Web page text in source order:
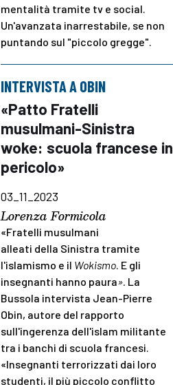
mentalità tramite tv e social.
Un'avanzata inarrestabile, se non
puntando sul "piccolo gregge".
INTERVISTA A OBIN
«Patto Fratelli
musulmani-Sinistra
woke: scuola francese in
pericolo»
03_11_2023
Lorenza Formicola
«Fratelli musulmani
alleati della Sinistra tramite
l'islamismo e il Wokismo. E gli
insegnanti hanno paura». La
Bussola intervista Jean-Pierre
Obin, autore del rapporto
sull'ingerenza dell'islam militante
tra i banchi di scuola francesi.
«Insegnanti terrorizzati dai loro
studenti, il più piccolo conflitto